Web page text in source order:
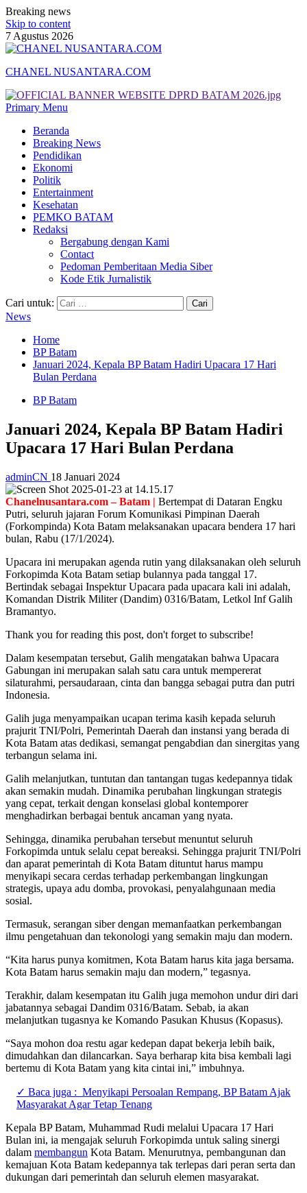
Breaking news
Skip to content
7 Agustus 2026
CHANEL NUSANTARA.COM
Primary Menu
Beranda
Breaking News
Pendidikan
Ekonomi
Politik
Entertainment
Kesehatan
PEMKO BATAM
Redaksi
Bergabung dengan Kami
Contact
Pedoman Pemberitaan Media Siber
Kode Etik Jurnalistik
Cari untuk:
News
Home
BP Batam
Januari 2024, Kepala BP Batam Hadiri Upacara 17 Hari
Bulan Perdana
BP Batam
Januari 2024, Kepala BP Batam Hadiri
Upacara 17 Hari Bulan Perdana
adminCN 18 Januari 2024
Chanelnusantara.com – Batam | Bertempat di Dataran Engku
Putri, seluruh jajaran Forum Komunikasi Pimpinan Daerah
(Forkompinda) Kota Batam melaksanakan upacara bendera 17 hari
bulan, Rabu (17/1/2024).
Upacara ini merupakan agenda rutin yang dilaksanakan oleh seluruh
Forkopimda Kota Batam setiap bulannya pada tanggal 17.
Bertindak sebagai Inspektur Upacara pada upacara kali ini adalah,
Komandan Distrik Militer (Dandim) 0316/Batam, Letkol Inf Galih
Bramantyo.
Thank you for reading this post, don't forget to subscribe!
Dalam kesempatan tersebut, Galih mengatakan bahwa Upacara
Gabungan ini merupakan salah satu cara untuk mempererat
silaturahmi, persaudaraan, cinta dan bangga sebagai putra dan putri
Indonesia.
Galih juga menyampaikan ucapan terima kasih kepada seluruh
prajurit TNI/Polri, Pemerintah Daerah dan instansi yang berada di
Kota Batam atas dedikasi, semangat pengabdian dan sinergitas yang
terbangun selama ini.
Galih melanjutkan, tuntutan dan tantangan tugas kedepannya tidak
akan semakin mudah. Dinamika perubahan lingkungan strategis
yang cepat, terkait dengan konselasi global kontemporer
menghadirkan berbagai bentuk ancaman yang nyata.
Sehingga, dinamika perubahan tersebut menuntut seluruh
Forkopimda untuk selalu cepat bereaksi. Sehingga prajurit TNI/Polri
dan aparat pemerintah di Kota Batam dituntut harus mampu
menyikapi secara cerdas terhadap perkembangan lingkungan
strategis, upaya adu domba, provokasi, penyalahgunaan media
sosial.
Termasuk, serangan siber dengan memanfaatkan perkembangan
ilmu pengetahuan dan tekonologi yang semakin maju dan modern.
“Kita harus punya komitmen, Kota Batam harus kita jaga bersama.
Kota Batam harus semakin maju dan modern,” tegasnya.
Terakhir, dalam kesempatan itu Galih juga memohon undur diri dari
jabatannya sebagai Dandim 0316/Batam. Sebab, ia akan
melanjutkan tugasnya ke Komando Pasukan Khusus (Kopasus).
“Saya mohon doa restu agar kedepan dapat bekerja lebih baik,
dimudahkan dan dilancarkan. Saya berharap kita bisa kembali lagi
bertemu di Kota Batam yang kita cintai ini,” imbuhnya.
✓ Baca juga : Menyikapi Persoalan Rempang, BP Batam Ajak
Masyarakat Agar Tetap Tenang
Kepala BP Batam, Muhammad Rudi melalui Upacara 17 Hari
Bulan ini, ia mengajak seluruh Forkopimda untuk saling sinergi
dalam membangun Kota Batam. Menurutnya, pembangunan dan
kemajuan Kota Batam kedepannya tak terlepas dari peran serta dan
dukungan dari pemerintah dan seluruh elemen masyarakat.